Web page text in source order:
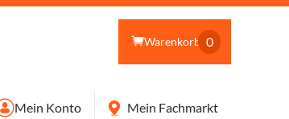
Warenkorb 0
Mein Konto Mein Fachmarkt